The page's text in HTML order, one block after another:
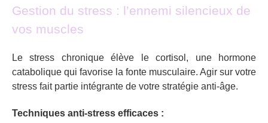
Gestion du stress : l’ennemi silencieux de
vos muscles
Le stress chronique élève le cortisol, une hormone
catabolique qui favorise la fonte musculaire. Agir sur votre
stress fait partie intégrante de votre stratégie anti-âge.
Techniques anti-stress efficaces :